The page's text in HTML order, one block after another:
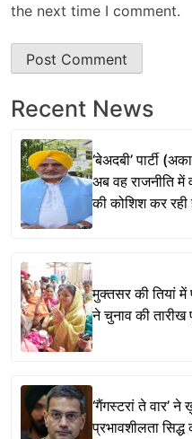
the next time I comment.
Recent News
‘बेअदबी’ पार्टी
अब वह राजनीति
की कोशिश कर
मुक्तसर की तियां में
ने चुनाव की
‘गैंगस्टरां ते वार’
प्रभावशीलता